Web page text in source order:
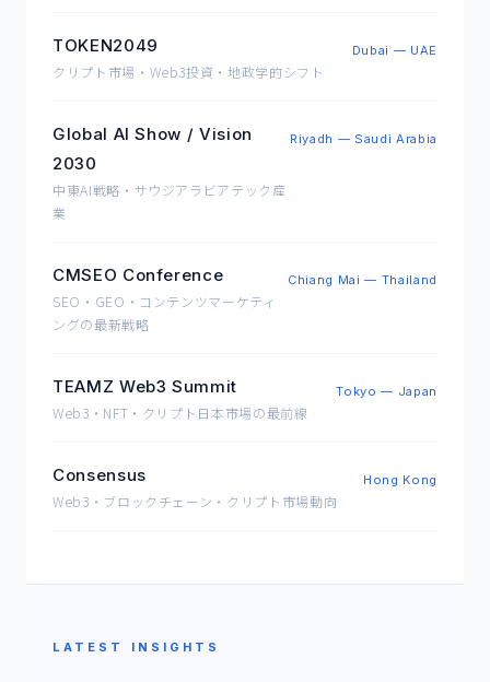
TOKEN2049
クリプト市場・Web3投資・地政学的シフト
Dubai — UAE
Global AI Show / Vision
2030
中東AI戦略・サウジアラビアテック産
業
Riyadh — Saudi Arabia
CMSEO Conference
SEO・GEO・コンテンツマーケティ
ングの最新戦略
Chiang Mai — Thailand
TEAMZ Web3 Summit
Web3・NFT・クリプト日本市場の最前線
Tokyo — Japan
Consensus
Web3・ブロックチェーン・クリプト市場動向
Hong Kong
LATEST INSIGHTS